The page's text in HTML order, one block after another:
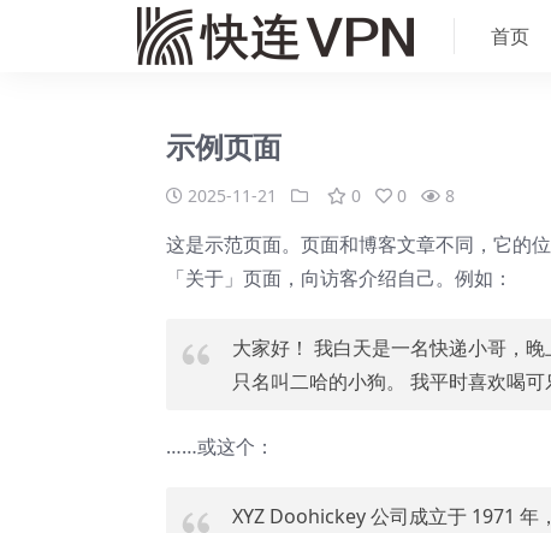
首页
示例页面
2025-11-21 0 0 8
这是示范页面。页面和博客文章不同，它的
「关于」页面，向访客介绍自己。例如：
大家好！ 我白天是一名快递小哥，
只名叫二哈的小狗。 我平时喜欢喝可
……或这个：
XYZ Doohickey 公司成立于 1971